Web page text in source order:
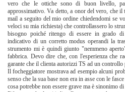
vero che le ottiche sono di buon livello,
approssimativo. Va detto, a onor del vero, che
mail a seguito del mio ordine chiedendomi se
veloci su mia richiesta) che controllassero lo
bisogno poiché ritengo di essere in grado di
indicativo di un corretto modus operandi la
strumento mi è quindi giunto "nemmeno
fabbrica. Devo dire che, con l'esperienza che
garante che il clienta autorizzi TS ad un controllo
Il focheggiatore mostrava ad esempio alcuni
senso che la sua base non era in asse con le
cosa potrebbe non essere grave ma è sinonimo